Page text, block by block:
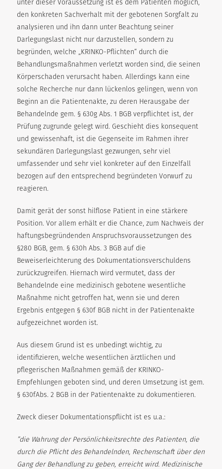
unter dieser Voraussetzung ist es dem Patienten möglich,
den konkreten Sachverhalt mit der gebotenen Sorgfalt zu
analysieren und ihn dann unter Beachtung seiner
Darlegungslast nicht nur darzustellen, sondern zu
begründen, welche „KRINKO-Pflichten“ durch die
Behandlungsmaßnahmen verletzt worden sind, die seinen
Körperschaden verursacht haben. Allerdings kann eine
solche Recherche nur dann lückenlos gelingen, wenn von
Beginn an die Patientenakte, zu deren Herausgabe der
Behandelnde gem. § 630g Abs. 1 BGB verpflichtet ist, der
Prüfung zugrunde gelegt wird. Geschieht dies konsequent
und gewissenhaft, ist die Gegenseite im Rahmen ihrer
sekundären Darlegungslast gezwungen, sehr viel
umfassender und sehr viel konkreter auf den Einzelfall
bezogen auf den entsprechend begründeten Vorwurf zu
reagieren.
Damit gerät der sonst hilflose Patient in eine stärkere
Position. Vor allem erhält er die Chance, zum Nachweis der
haftungsbegründenden Anspruchsvoraussetzungen des
§280 BGB, gem. § 630h Abs. 3 BGB auf die
Beweiserleichterung des Dokumentationsverschuldens
zurückzugreifen. Hiernach wird vermutet, dass der
Behandelnde eine medizinisch gebotene wesentliche
Maßnahme nicht getroffen hat, wenn sie und deren
Ergebnis entgegen § 630f BGB nicht in der Patientenakte
aufgezeichnet worden ist.
Aus diesem Grund ist es unbedingt wichtig, zu
identifizieren, welche wesentlichen ärztlichen und
pflegerischen Maßnahmen gemäß der KRINKO-
Empfehlungen geboten sind, und deren Umsetzung ist gem.
§ 630fAbs. 2 BGB in der Patientenakte zu dokumentieren.
Zweck dieser Dokumentationspflicht ist es u.a.:
”die Wahrung der Persönlichkeitsrechte des Patienten, die
durch die Pflicht des Behandelnden, Rechenschaft über den
Gang der Behandlung zu geben, erreicht wird. Medizinische